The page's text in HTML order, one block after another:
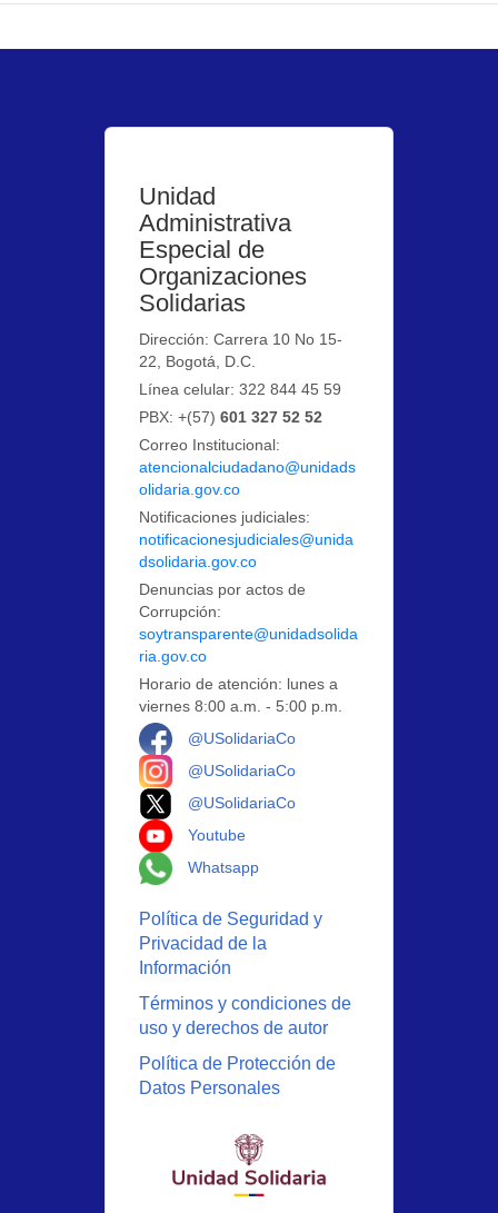
Unidad
Administrativa
Especial de
Organizaciones
Solidarias
Dirección: Carrera 10 No 15-
22, Bogotá, D.C.
Línea celular: 322 844 45 59
PBX: +(57)601 327 52 52
Correo Institucional:
atencionalciudadano@unidads
olidaria.gov.co
Notificaciones judiciales:
notificacionesjudiciales@unida
dsolidaria.gov.co
Denuncias por actos de
Corrupción:
soytransparente@unidadsolida
ria.gov.co
Horario de atención: lunes a
viernes 8:00 a.m. - 5:00 p.m.
@USolidariaCo
@USolidariaCo
@USolidariaCo
Youtube
Whatsapp
Política de Seguridad y
Privacidad de la
Información
Términos y condiciones de
uso y derechos de autor
Política de Protección de
Datos Personales